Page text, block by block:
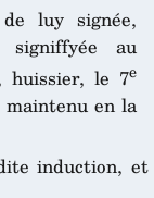
luy signée,
au
huissier, le 7e
en la
induction,